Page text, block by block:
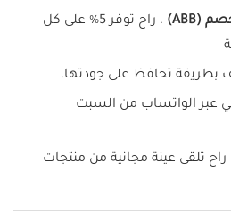
(
ABB
)
، راح توفر 5% على كل
بطريقة تحافظ على جودتها.
عبر الواتساب من السبت
تلقى عينة مجانية من منتجات